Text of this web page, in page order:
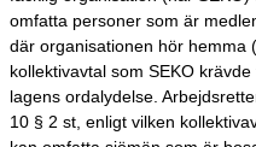
omfatta personer som är
där organisationen hör hemma
kollektivavtal som SEKO
lagens ordalydelse.
10 § 2 st, enligt vilken